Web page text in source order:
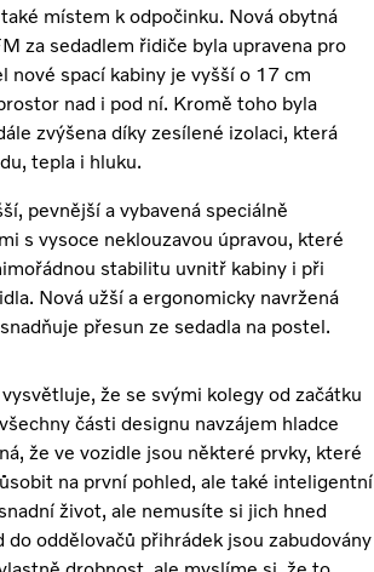
místem k odpočinku. Nová obytná
za sedadlem řidiče byla upravena pro
nové spací kabiny je vyšší o 17 cm
nad i pod ní. Kromě toho byla
zvýšena díky zesílené izolaci, která
tepla i hluku.
pevnější a vybavená speciálně
s vysoce neklouzavou úpravou, které
stabilitu uvnitř kabiny i při
Nová užší a ergonomicky navržená
přesun ze sedadla na postel.
že se svými kolegy od začátku
části designu navzájem hladce
že ve vozidle jsou některé prvky, které
na první pohled, ale také inteligentní
život, ale nemusíte si jich hned
oddělovačů přihrádek jsou zabudovány